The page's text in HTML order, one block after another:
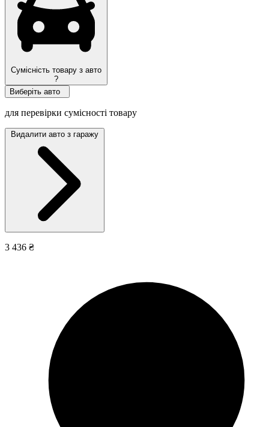
Сумісність товару з авто
?
Виберіть авто
для перевірки сумісності товару
Видалити авто з гаражу
3 436 ₴